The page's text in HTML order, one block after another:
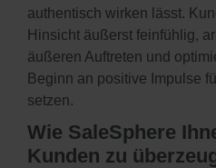
authentisch wirken lässt.
Hinsicht äußerst feinfühlig,
äußeren Auftreten und
Beginn an positive Impulse
setzen.
Wie SaleSphere
Kunden zu